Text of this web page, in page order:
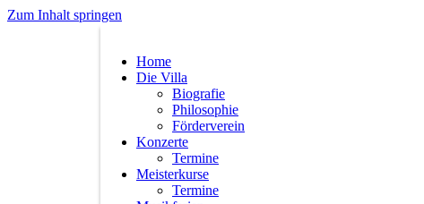
Zum Inhalt springen
Home
Die Villa
Biografie
Philosophie
Förderverein
Konzerte
Termine
Meisterkurse
Termine